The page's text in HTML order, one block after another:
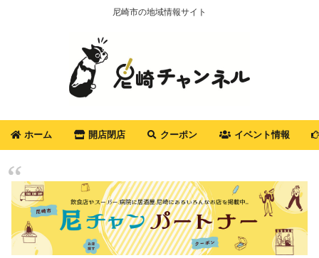
尼崎市の地域情報サイト
ホーム 開店閉店 クーポン イベント情報